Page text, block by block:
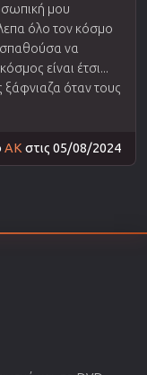
μου
όλο τον κόσμο
να
είναι έτσι...
ξάφνιαζα όταν τους
AK στις 05/08/2024